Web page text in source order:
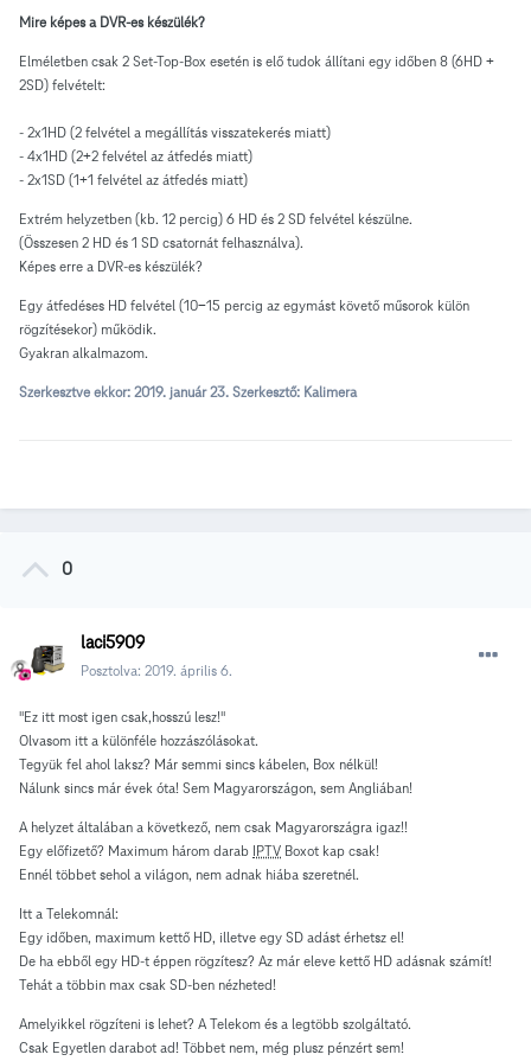
Mire képes a DVR-es készülék?
Elméletben csak 2 Set-Top-Box esetén is elő tudok állítani egy időben 8 (6HD +
2SD) felvételt:
- 2x1HD (2 felvétel a megállítás visszatekerés miatt)
- 4x1HD (2+2 felvétel az átfedés miatt)
- 2x1SD (1+1 felvétel az átfedés miatt)
Extrém helyzetben (kb. 12 percig) 6 HD és 2 SD felvétel készülne.
(Összesen 2 HD és 1 SD csatornát felhasználva).
Képes erre a DVR-es készülék?
Egy átfedéses HD felvétel (10-15 percig az egymást követő műsorok külön
rögzítésekor) működik.
Gyakran alkalmazom.
Szerkesztve ekkor: 2019. január 23. Szerkesztő: Kalimera
0
laci5909
Posztolva: 2019. április 6.
"Ez itt most igen csak,hosszú lesz!"
Olvasom itt a különféle hozzászólásokat.
Tegyük fel ahol laksz? Már semmi sincs kábelen, Box nélkül!
Nálunk sincs már évek óta! Sem Magyarországon, sem Angliában!
A helyzet általában a következő, nem csak Magyarországra igaz!!
Egy előfizető? Maximum három darab IPTV Boxot kap csak!
Ennél többet sehol a világon, nem adnak hiába szeretnél.
Itt a Telekomnál:
Egy időben, maximum kettő HD, illetve egy SD adást érhetsz el!
De ha ebből egy HD-t éppen rögzítesz? Az már eleve kettő HD adásnak számít!
Tehát a többin max csak SD-ben nézheted!
Amelyikkel rögzíteni is lehet? A Telekom és a legtöbb szolgáltató.
Csak Egyetlen darabot ad! Többet nem, még plusz pénzért sem!